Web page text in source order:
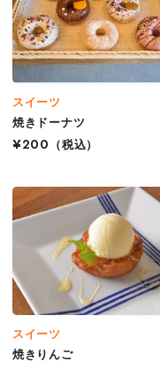
スイーツ
焼きドーナツ
¥200
（税込）
スイーツ
焼きりんご